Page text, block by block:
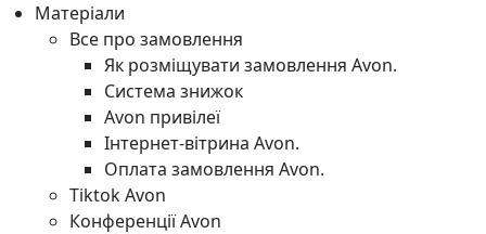
Матеріали
Все про замовлення
Як розміщувати замовлення Avon.
Система знижок
Avon привілеї
Інтернет-вітрина Avon.
Оплата замовлення Avon.
Tiktok Avon
Конференції Avon